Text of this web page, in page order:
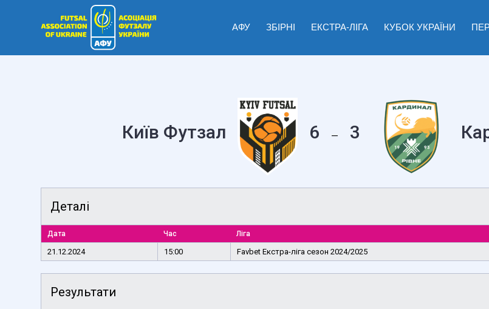
АФУ ЗБІРНІ ЕКСТРА-ЛІГА КУБОК УКРАЇНИ
Київ Футзал 6 — 3
Деталі
Дата Час Ліга
21.12.2024 15:00 Favbet Екстра-ліга сезон 2024/2025
Результати